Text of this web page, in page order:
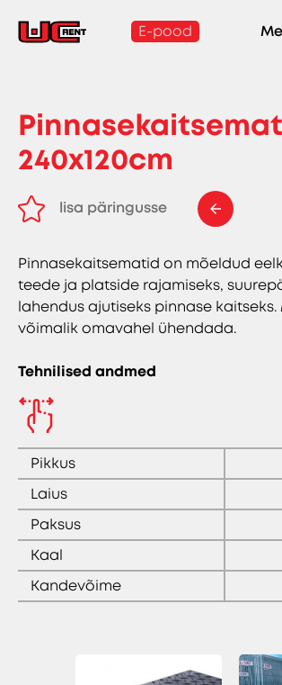
E-pood
240x120cm
lisa päringusse
Pinnasekaitsematid on mõeldud
teede ja platside rajamiseks,
lahendus ajutiseks pinnase
võimalik omavahel ühendada.
Tehnilised andmed
Pikkus
Laius
Paksus
Kaal
Kandevõime